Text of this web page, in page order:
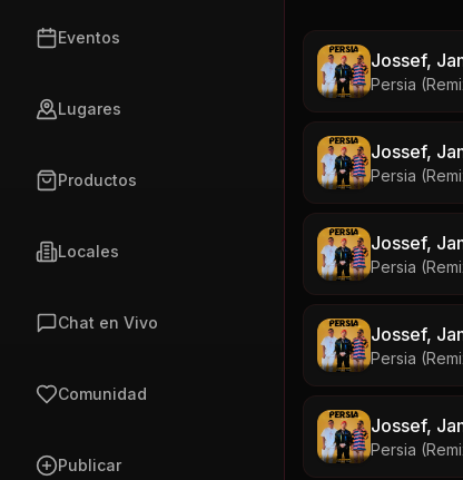
Eventos
Lugares
Productos
Locales
Chat en Vivo
Comunidad
Publicar
Jossef,
Persia
Jossef,
Persia
Jossef,
Persia
Jossef,
Persia
Jossef,
Persia